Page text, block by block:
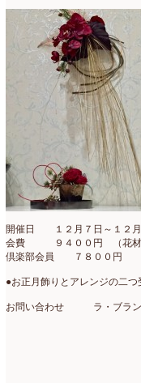
開催日 １２月７日～１２月
会費 ９４００円 （花材
倶楽部会員 ７８００円
●お正月飾りとアレンジの二
お問い合わせ ラ・ブラ